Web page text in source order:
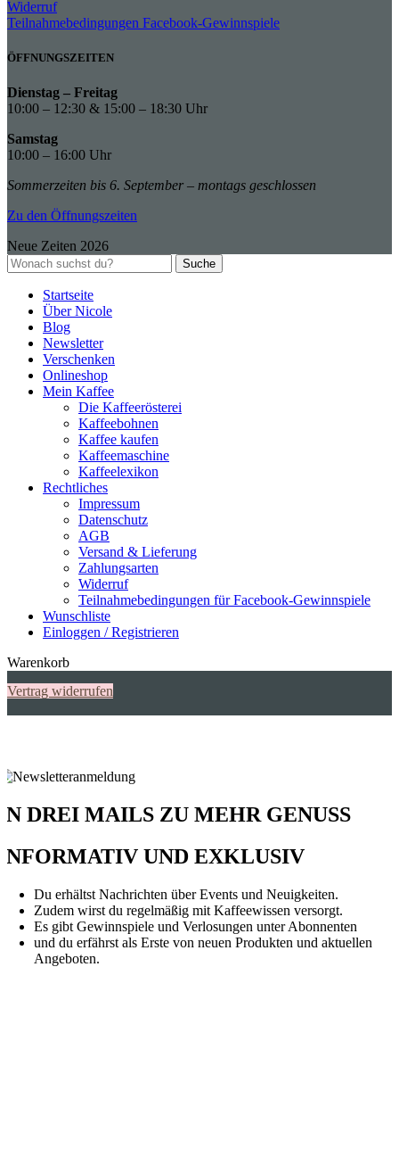
Widerruf
Teilnahmebedingungen Facebook-Gewinnspiele
ÖFFNUNGSZEITEN
Dienstag – Freitag
10:00 – 12:30 & 15:00 – 18:30 Uhr
Samstag
10:00 – 16:00 Uhr
Sommerzeiten bis 6. September – montags geschlossen
Zu den Öffnungszeiten
Neue Zeiten 2026
Suche
Startseite
Über Nicole
Blog
Newsletter
Verschenken
Onlineshop
Mein Kaffee
Die Kaffeerösterei
Kaffeebohnen
Kaffee kaufen
Kaffeemaschine
Kaffeelexikon
Rechtliches
Impressum
Datenschutz
AGB
Versand & Lieferung
Zahlungsarten
Widerruf
Teilnahmebedingungen für Facebook-Gewinnspiele
Wunschliste
Einloggen / Registrieren
Warenkorb
Vertrag widerrufen
DREI MAILS ZU MEHR GENUSS
UND EXKLUSIV
Du erhältst Nachrichten über Events und Neuigkeiten.
Zudem wirst du regelmäßig mit Kaffeewissen versorgt.
Es gibt Gewinnspiele und Verlosungen unter Abonnenten
und du erfährst als Erste von neuen Produkten und aktuellen
Angeboten.